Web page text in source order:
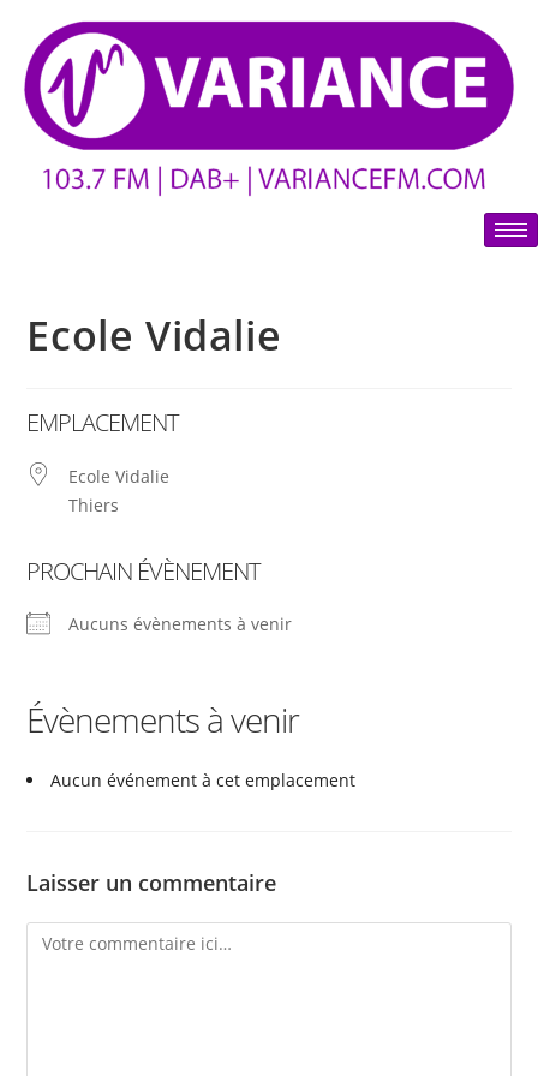
Ecole Vidalie
EMPLACEMENT
Ecole Vidalie
Thiers
PROCHAIN ÉVÈNEMENT
Aucuns évènements à venir
Évènements à venir
Aucun événement à cet emplacement
Laisser un commentaire